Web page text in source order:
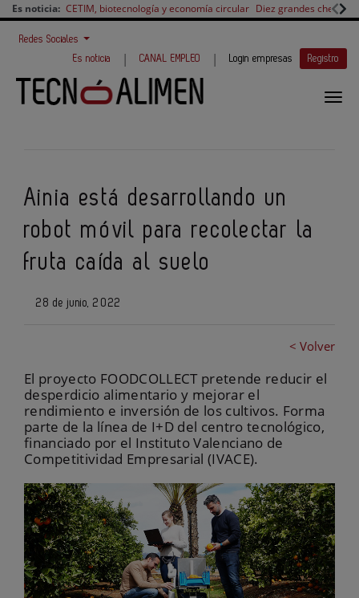
Es noticia: CETIM, biotecnología y economía circular Diez grandes chefs
Redes Sociales
Es noticia
| CANAL EMPLEO | Login empresas Registro
Ainia está desarrollando un
robot móvil para recolectar la
fruta caída al suelo
28 de junio, 2022
< Volver
El proyecto FOODCOLLECT pretende reducir el
desperdicio alimentario y mejorar el
rendimiento e inversión de los cultivos. Forma
parte de la línea de I+D del centro tecnológico,
financiado por el Instituto Valenciano de
Competitividad Empresarial (IVACE).